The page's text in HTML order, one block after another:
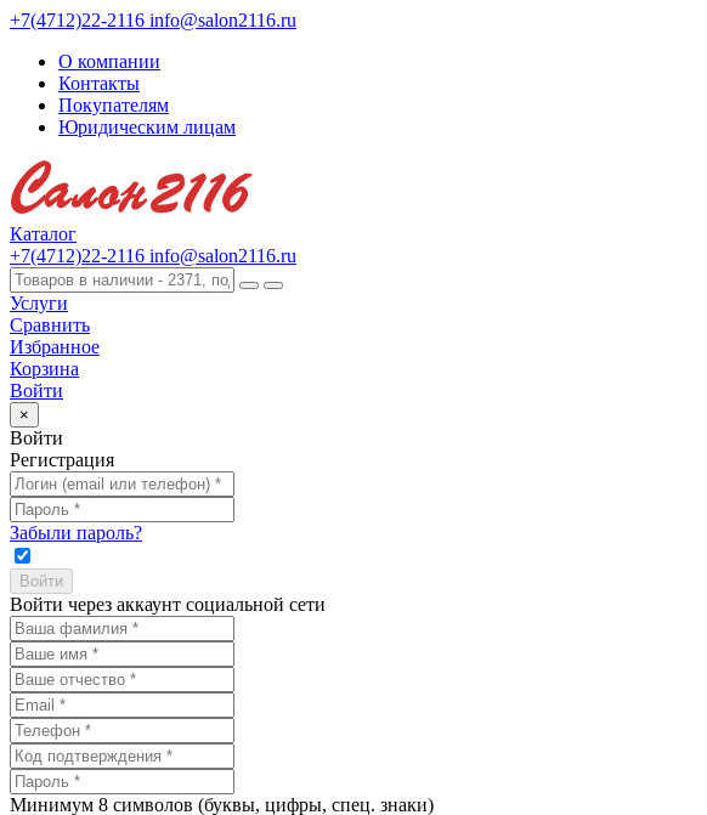
+7(4712)22-2116 info@salon2116.ru
О компании
Контакты
Покупателям
Юридическим лицам
Каталог
+7(4712)22-2116 info@salon2116.ru
Услуги
Сравнить
Избранное
Корзина
Войти
×
Войти
Регистрация
Забыли пароль?
Войти через аккаунт социальной сети
Минимум 8 символов (буквы, цифры, спец. знаки)